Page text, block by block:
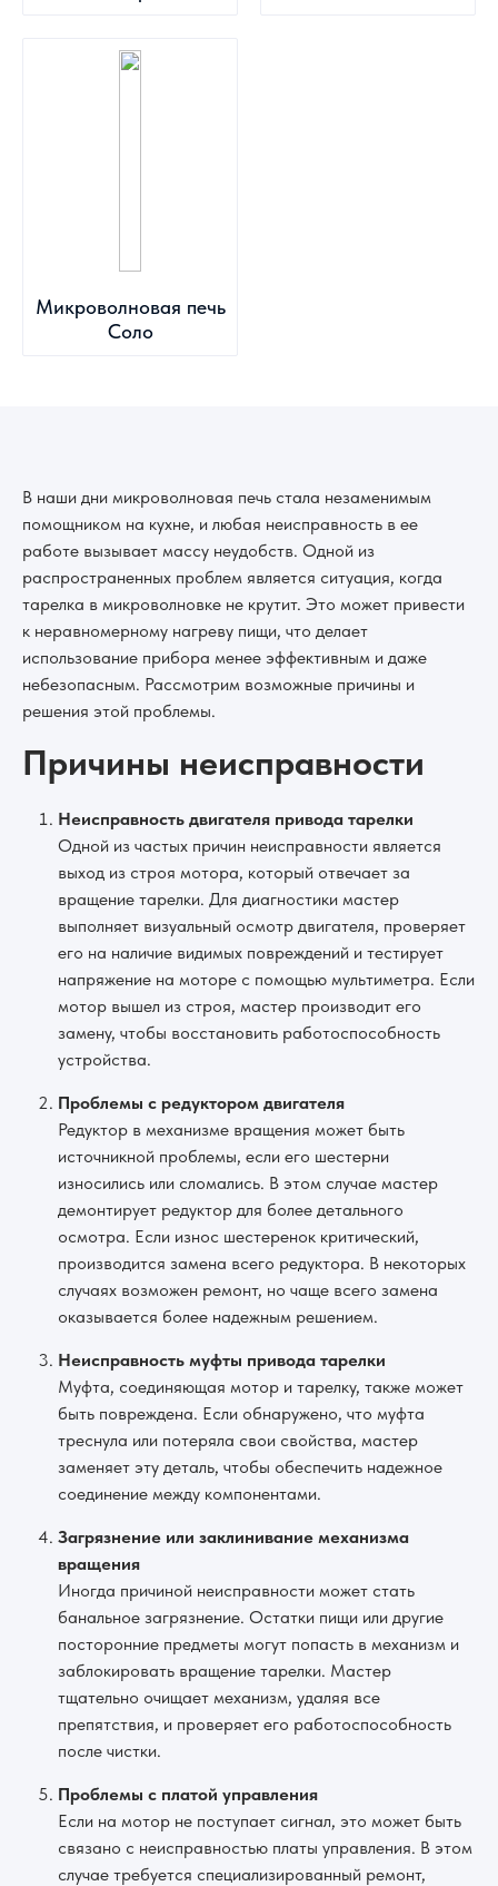
Микроволновая печь
Соло
В наши дни микроволновая печь стала незаменимым
помощником на кухне, и любая неисправность в ее
работе вызывает массу неудобств. Одной из
распространенных проблем является ситуация, когда
тарелка в микроволновке не крутит. Это может привести
к неравномерному нагреву пищи, что делает
использование прибора менее эффективным и даже
небезопасным. Рассмотрим возможные причины и
решения этой проблемы.
Причины неисправности
Неисправность двигателя привода тарелки
Одной из частых причин неисправности является
выход из строя мотора, который отвечает за
вращение тарелки. Для диагностики мастер
выполняет визуальный осмотр двигателя, проверяет
его на наличие видимых повреждений и тестирует
напряжение на моторе с помощью мультиметра. Если
мотор вышел из строя, мастер производит его
замену, чтобы восстановить работоспособность
устройства.
Проблемы с редуктором двигателя
Редуктор в механизме вращения может быть
источникной проблемы, если его шестерни
износились или сломались. В этом случае мастер
демонтирует редуктор для более детального
осмотра. Если износ шестеренок критический,
производится замена всего редуктора. В некоторых
случаях возможен ремонт, но чаще всего замена
оказывается более надежным решением.
Неисправность муфты привода тарелки
Муфта, соединяющая мотор и тарелку, также может
быть повреждена. Если обнаружено, что муфта
треснула или потеряла свои свойства, мастер
заменяет эту деталь, чтобы обеспечить надежное
соединение между компонентами.
Загрязнение или заклинивание механизма
вращения
Иногда причиной неисправности может стать
банальное загрязнение. Остатки пищи или другие
посторонние предметы могут попасть в механизм и
заблокировать вращение тарелки. Мастер
тщательно очищает механизм, удаляя все
препятствия, и проверяет его работоспособность
после чистки.
Проблемы с платой управления
Если на мотор не поступает сигнал, это может быть
связано с неисправностью платы управления. В этом
случае требуется специализированный ремонт,